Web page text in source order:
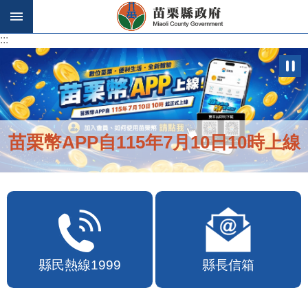
跳到主要內容區塊
:::
苗栗幣APP自115年7月10日10時上線
縣民熱線1999 縣長信箱